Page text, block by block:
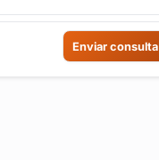
Enviar consulta